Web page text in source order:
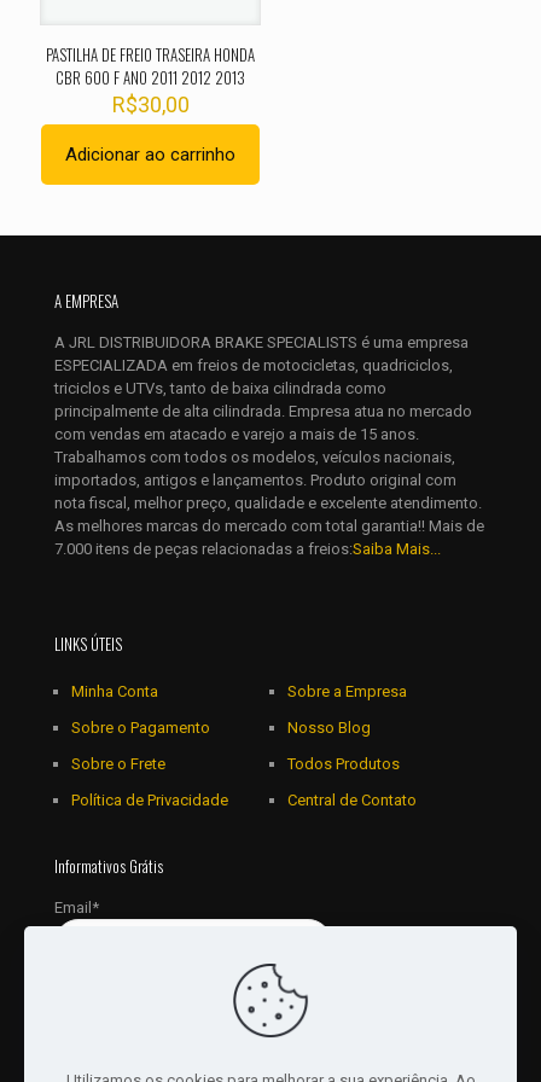
mail
*
Salvar meus dados neste navegador para a próxima vez que
eu comentar.
PASTILHA DE FREIO TRASEIRA HONDA
CBR 600 F ANO 2011 2012 2013
R$30,00
Adicionar ao carrinho
A EMPRESA
A JRL DISTRIBUIDORA BRAKE SPECIALISTS é uma empresa
ESPECIALIZADA em freios de motocicletas, quadriciclos,
triciclos e UTVs, tanto de baixa cilindrada como
principalmente de alta cilindrada. Empresa atua no mercado
com vendas em atacado e varejo a mais de 15 anos.
Trabalhamos com todos os modelos, veículos nacionais,
importados, antigos e lançamentos. Produto original com
nota fiscal, melhor preço, qualidade e excelente atendimento.
As melhores marcas do mercado com total garantia!! Mais de
7.000 itens de peças relacionadas a freios:Saiba Mais...
LINKS ÚTEIS
Minha Conta
Sobre o Pagamento
Sobre o Frete
Política de Privacidade
Sobre a Empresa
Nosso Blog
Todos Produtos
Central de Contato
Informativos Grátis
Email*